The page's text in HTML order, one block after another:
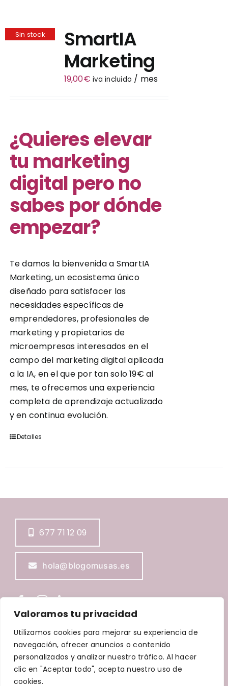
Valoramos tu privacidad
Utilizamos cookies para mejorar su experiencia de
navegación, ofrecer anuncios o contenido
personalizados y analizar nuestro tráfico. Al hacer
clic en "Aceptar todo", acepta nuestro uso de
cookies.
Sin stock
SmartIA
Marketing
19,00€ iva incluido / mes
¿Quieres elevar
tu marketing
digital pero no
sabes por dónde
empezar?
Te damos la bienvenida a SmartIA
Marketing, un ecosistema único
diseñado para satisfacer las
necesidades específicas de
emprendedores, profesionales de
marketing y propietarios de
microempresas interesados en el
campo del marketing digital aplicada
a la IA, en el que por tan solo 19€ al
mes, te ofrecemos una experiencia
completa de aprendizaje actualizado
y en continua evolución.
Detalles
677 71 12 09
hola@blogomusas.es
BLOGOMUSAS © Copyright2026 | Aviso Legal|
Privacidad|Política de Cookies|Política de accesibilidad
| Diseñada porWaricreative | Todos los derechos